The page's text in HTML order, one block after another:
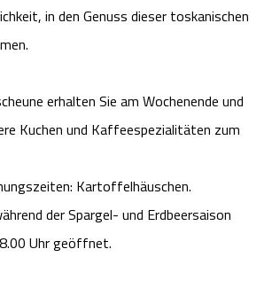
Kataloge
Kontakt
Unterkünfte
Landschaftsführungen
Schumacher Kart & Bowl
Trampolin-Park
District Bispingen
in den Genuss dieser toskanischen
erhalten Sie am Wochenende und
Kuchen und Kaffeespezialitäten zum
Kartoffelhäuschen.
der Spargel- und Erdbeersaison
Uhr geöffnet.